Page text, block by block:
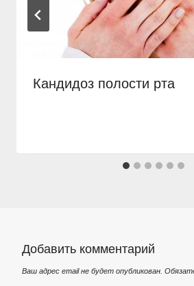
Кандидоз полости рта
Добавить комментарий
Ваш адрес email не будет опубликован.